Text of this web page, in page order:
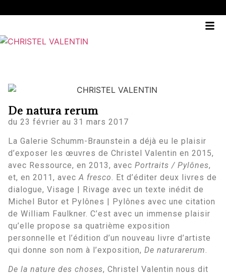
De natura rerum
du 23 février au 31 mars 2017
La Galerie Schumm-Braunstein a déjà eu le plaisir
d’exposer les œuvres de Christel Valentin en 2015,
avec Ressource, en 2013, avecPortraits / Pylônes,
et, en 2011, avecA fresco. Et d’éditer deux livres de
dialogue, Visage | Rivage avec un texte inédit de
Michel Butor et Pylônes | Pylônes avec une citation
de William Faulkner. C’est avec un immense plaisir
qu’elle propose sa quatrième exposition
personnelle et l’édition d’un nouveau livre d’artiste
qui donne son nom à l’exposition,De naturarerum.
De la nature des choses, Christel Valentin nous dit